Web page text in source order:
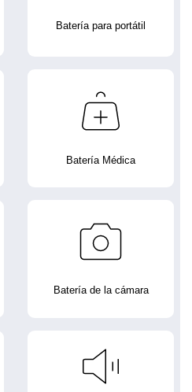
Batería para portátil
Batería Médica
Batería de la cámara